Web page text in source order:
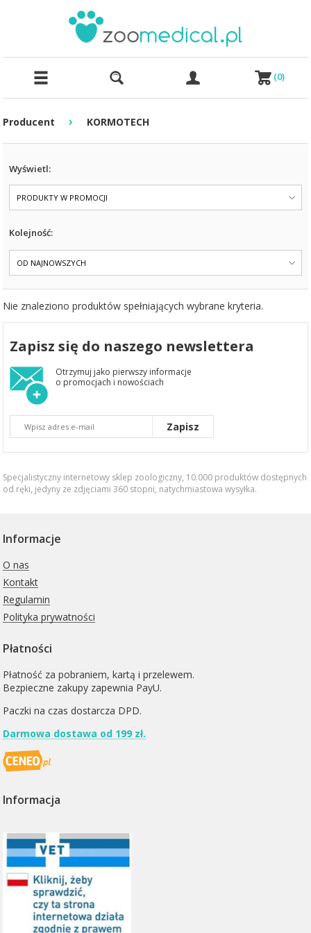
(0)
Producent › KORMOTECH
Wyświetl:
PRODUKTY W PROMOCJI
Kolejność:
OD NAJNOWSZYCH
Nie znaleziono produktów spełniających wybrane kryteria.
Zapisz się do naszego newslettera
Otrzymuj jako pierwszy informacje
o promocjach i nowościach
Zapisz
Specjalistyczny internetowy sklep zoologiczny, 10.000 produktów dostępnych
od ręki, jedyny ze zdjęciami 360 stopni, natychmiastowa wysyłka.
Informacje
O nas
Kontakt
Regulamin
Polityka prywatności
Płatności
Płatność za pobraniem, kartą i przelewem.
Bezpieczne zakupy zapewnia PayU.
Paczki na czas dostarcza DPD.
Darmowa dostawa od 199 zł.
Informacja